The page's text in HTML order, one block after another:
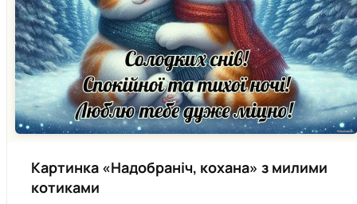
Картинка «Надобраніч, кохана» з милими
котиками